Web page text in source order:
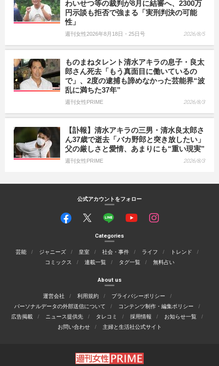
わいせつ等の裁判が8月に結審へ、2300万
円示談も拒否で強まる「実刑判決の可能
性」
週刊女性2026年8月18日・25日号 2026/8/5
ものまねタレント清水アキラの息子・良太
郎さん死去「もう真面目に働いているの
で」、2度の逮捕も諦めなかった芸能界“波
乱に満ちた37年”
週刊女性PRIME 2026/8/3
【訃報】清水アキラの三男・清水良太郎さ
ん37歳で逝去「バカ野郎と突き放したい」
父の厳しさと愛情、あまりにも“重い現実”
週刊女性PRIME 2026/8/3
公式アカウントをフォロー
Categories
芸能 ジャニーズ 皇室 社会・事件 ライフ
トレンド
コミックス
連載一覧 タグ一覧 無料占い
About us
運営会社 利用規約
プライバシーポリシー
パーソナルデータの外部送信について
コンテンツ制作・編集ポリシー
広告掲載
ニュース提供先 タレコミ 採用情報
お知らせ一覧
お問い合わせ
主婦と生活社公式サイト